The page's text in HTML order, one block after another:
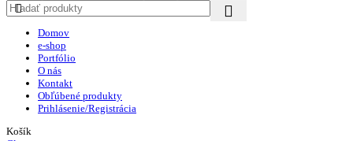
Domov
e-shop
Portfólio
O nás
Kontakt
Obľúbené produkty
Prihlásenie/Registrácia
Košík